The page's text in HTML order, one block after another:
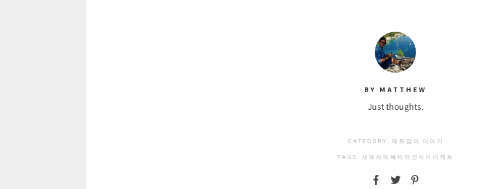
BY MATTHEW
Just thoughts.
CATEGORY: 메튜장의 이야기
TAGS: 새해 새해복 새해인사 아이젝트